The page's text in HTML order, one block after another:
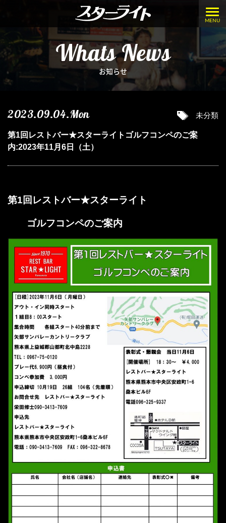
MENU
Whats News
お知らせ
2023.09.04.Mon 未分類
第1回レストバー★スターライトゴルフコンペのご案
内:2023年11月6日（土）
第1回レストバー★スターライト
ゴルフコンペのご案内